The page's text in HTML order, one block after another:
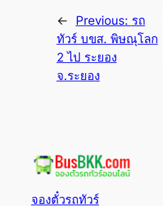
← Previous: รถ
ทัวร์ บขส. พิษณุโลก
2 ไป ระยอง
จ.ระยอง
จองตั๋วรถทัวร์